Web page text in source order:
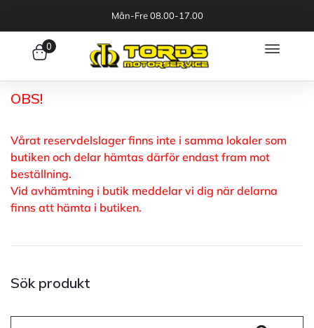
Mån-Fre 08.00-17.00
0
OBS!
Vårat reservdelslager finns inte i samma lokaler som
butiken och delar hämtas därför endast fram mot
beställning.
Vid avhämtning i butik meddelar vi dig när delarna
finns att hämta i butiken.
Sök produkt